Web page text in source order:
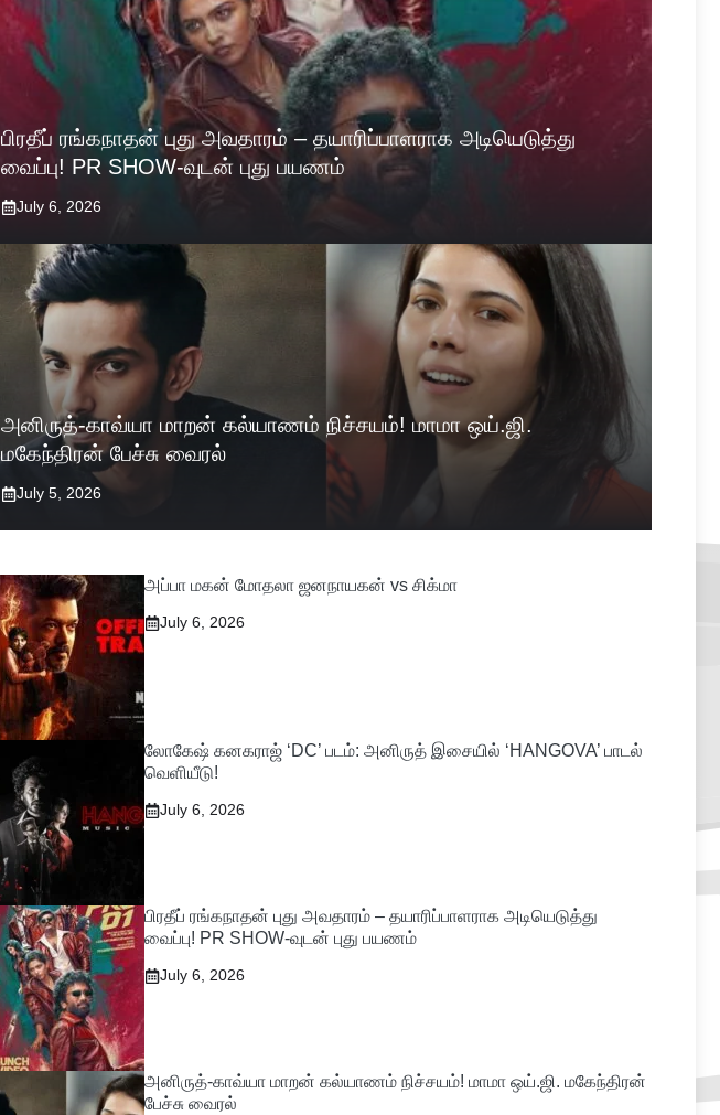
பிரதீப் ரங்கநாதன் புது அவதாரம் – தயாரிப்பாளராக அடியெடுத்து
வைப்பு! PR SHOW-வுடன் புது பயணம்
July 6, 2026
அனிருத்-காவ்யா மாறன் கல்யாணம் நிச்சயம்! மாமா ஒய்.ஜி.
மகேந்திரன் பேச்சு வைரல்
July 5, 2026
அப்பா மகன் மோதலா ஜனநாயகன் vs சிக்மா
July 6, 2026
லோகேஷ் கனகராஜ் ‘DC’ படம்: அனிருத் இசையில் ‘HANGOVA’ பாடல்
வெளியீடு!
July 6, 2026
பிரதீப் ரங்கநாதன் புது அவதாரம் – தயாரிப்பாளராக அடியெடுத்து
வைப்பு! PR SHOW-வுடன் புது பயணம்
July 6, 2026
அனிருத்-காவ்யா மாறன் கல்யாணம் நிச்சயம்! மாமா ஒய்.ஜி. மகேந்திரன்
பேச்சு வைரல்